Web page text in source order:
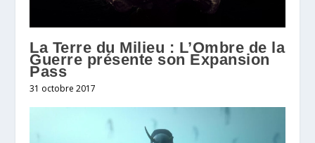
La Terre du Milieu : L’Ombre de la
Guerre présente son Expansion
Pass
31 octobre 2017